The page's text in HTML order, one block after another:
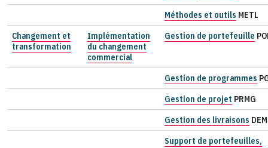
Méthodes et outils METL
Changement et
transformation
Implémentation
du changement
commercial
Gestion de portefeuille
Gestion de programmes
Gestion de projet PRMG
Gestion des livraisons
Support de portefeuilles,